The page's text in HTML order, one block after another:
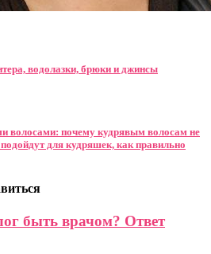
водолазки, брюки и джинсы
волосами: почему кудрявым волосам не
для кудряшек, как правильно
быть врачом? Ответ